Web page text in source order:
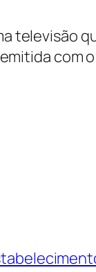
televisão
com o